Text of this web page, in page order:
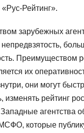
«Рус-Рейтинг».
зарубежных
Преимуществом
их
они могут
изменять рейтинг
агентства
которые